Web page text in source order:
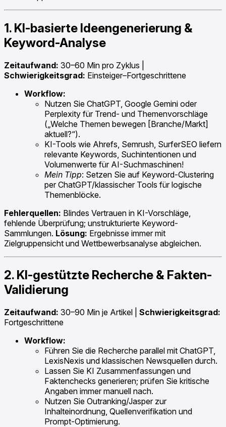
1. KI-basierte Ideengenerierung &
Keyword-Analyse
Zeitaufwand: 30–60 Min pro Zyklus |
Schwierigkeitsgrad: Einsteiger–Fortgeschrittene
Workflow:
Nutzen Sie ChatGPT, Google Gemini oder
Perplexity für Trend- und Themenvorschläge
(„Welche Themen bewegen [Branche/Markt]
aktuell?“).
KI-Tools wie Ahrefs, Semrush, SurferSEO liefern
relevante Keywords, Suchintentionen und
Volumenwerte für AI-Suchmaschinen!
Mein Tipp: Setzen Sie auf Keyword-Clustering
per ChatGPT/klassischer Tools für logische
Themenblöcke.
Fehlerquellen: Blindes Vertrauen in KI-Vorschläge,
fehlende Überprüfung; unstrukturierte Keyword-
Sammlungen. Lösung: Ergebnisse immer mit
Zielgruppensicht und Wettbewerbsanalyse abgleichen.
2. KI-gestützte Recherche & Fakten-
Validierung
Zeitaufwand: 30–90 Min je Artikel | Schwierigkeitsgrad:
Fortgeschrittene
Workflow:
Führen Sie die Recherche parallel mit ChatGPT,
LexisNexis und klassischen Newsquellen durch.
Lassen Sie KI Zusammenfassungen und
Faktenchecks generieren; prüfen Sie kritische
Angaben immer manuell nach.
Nutzen Sie Outranking/Jasper zur
Inhalteinordnung, Quellenverifikation und
Prompt-Optimierung.